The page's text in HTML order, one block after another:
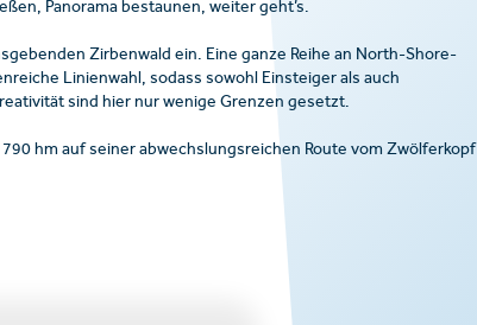
Panorama bestaunen, weiter geht’s.
Zirbenwald ein. Eine ganze Reihe an North-Shore-
Linienwahl, sodass sowohl Einsteiger als auch
sind hier nur wenige Grenzen gesetzt.
hm auf seiner abwechslungsreichen Route vom Zwölferkopf